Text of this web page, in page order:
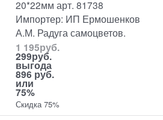
20*22мм арт. 81738
Импортер: ИП Ермошенков
А.М. Радуга самоцветов.
1 195руб.
299руб.
выгода
896 руб.
или
75%
Скидка 75%